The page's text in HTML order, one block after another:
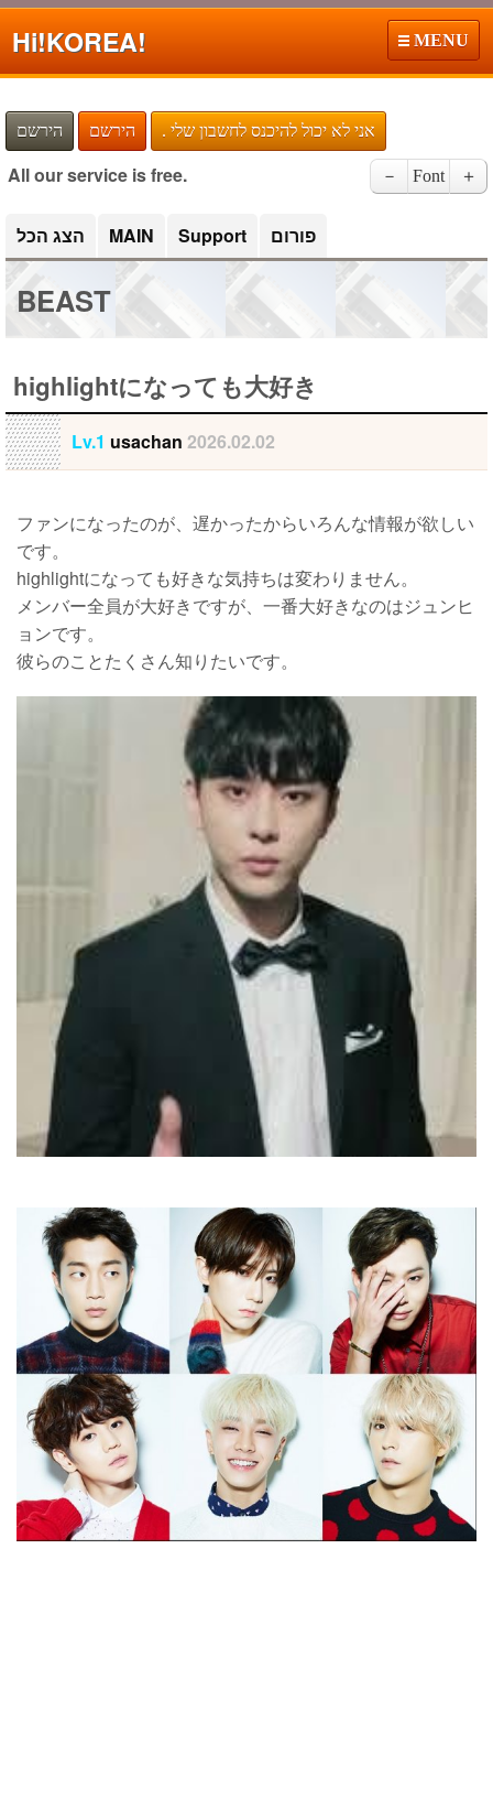
Hi!KOREA! MENU
הירשם הירשם . אני לא יכול להיכנס לחשבון שלי
All our service is free. － Font ＋
הצג הכל MAIN Support פורום
BEAST
highlightになっても大好き
Lv.1 usachan 2026.02.02
ファンになったのが、遅かったからいろんな情報が欲しい
です。
highlightになっても好きな気持ちは変わりません。
メンバー全員が大好きですが、一番大好きなのはジュンヒ
ョンです。
彼らのことたくさん知りたいです。